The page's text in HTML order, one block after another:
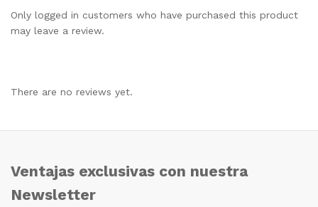
Only logged in customers who have purchased this product
may leave a review.
There are no reviews yet.
Ventajas exclusivas con nuestra
Newsletter